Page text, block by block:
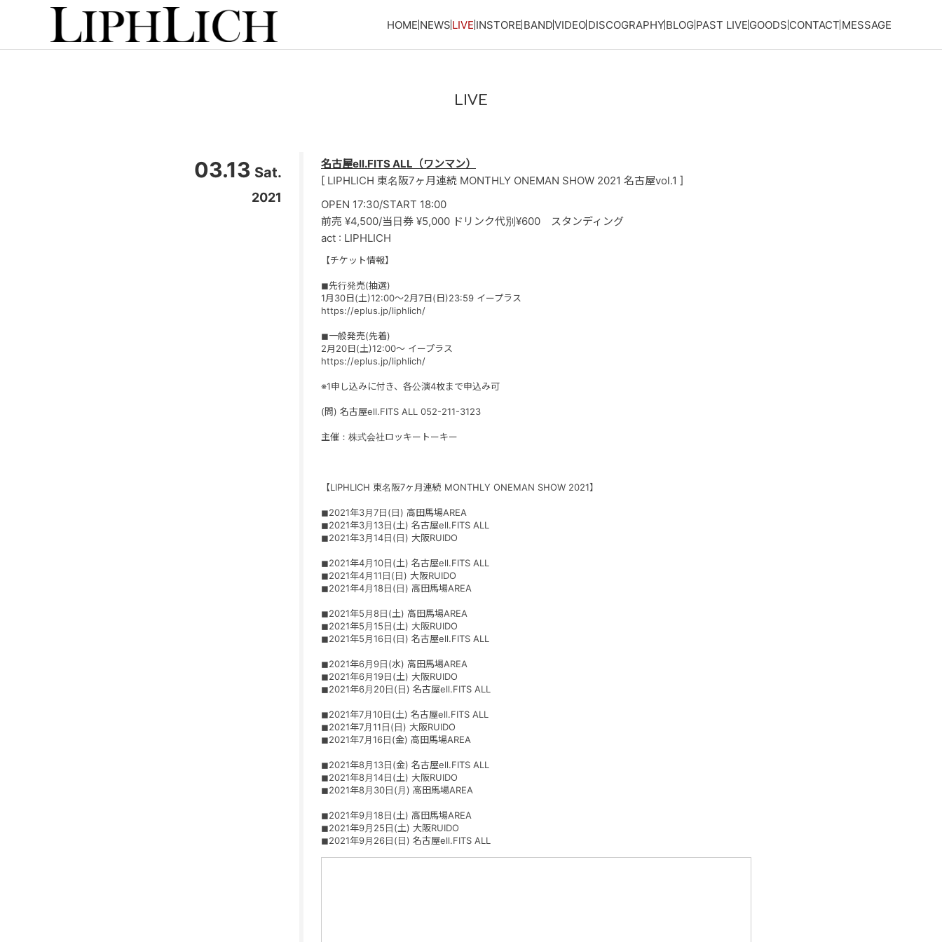
HOME NEWS LIVE INSTORE BANDVIDEO DISCOGRAPHYBLOG PAST LIVE GOODS CONTACT MESSAGE
LIVE
03.13 Sat.
2021
名古屋ell.FITS ALL（ワンマン）
[ LIPHLICH 東名阪7ヶ月連続 MONTHLY ONEMAN SHOW 2021 名古屋vol.1 ]
OPEN 17:30/START 18:00
前売 ¥4,500/当日券 ¥5,000 ドリンク代別¥600 スタンディング
act : LIPHLICH
【チケット情報】
◼︎先行発売(抽選)
1月30日(土)12:00〜2月7日(日)23:59 イープラス
https://eplus.jp/liphlich/
◼︎一般発売(先着)
2月20日(土)12:00〜 イープラス
https://eplus.jp/liphlich/
※1申し込みに付き、各公演4枚まで申込み可
(問) 名古屋ell.FITS ALL 052-211-3123
主催：株式会社ロッキートーキー
【LIPHLICH 東名阪7ヶ月連続 MONTHLY ONEMAN SHOW 2021】
◼︎2021年3月7日(日) 高田馬場AREA
◼︎2021年3月13日(土) 名古屋ell.FITS ALL
◼︎2021年3月14日(日) 大阪RUIDO
◼︎2021年4月10日(土) 名古屋ell.FITS ALL
◼︎2021年4月11日(日) 大阪RUIDO
◼︎2021年4月18日(日) 高田馬場AREA
◼︎2021年5月8日(土) 高田馬場AREA
◼︎2021年5月15日(土) 大阪RUIDO
◼︎2021年5月16日(日) 名古屋ell.FITS ALL
◼︎2021年6月9日(水) 高田馬場AREA
◼︎2021年6月19日(土) 大阪RUIDO
◼︎2021年6月20日(日) 名古屋ell.FITS ALL
◼︎2021年7月10日(土) 名古屋ell.FITS ALL
◼︎2021年7月11日(日) 大阪RUIDO
◼︎2021年7月16日(金) 高田馬場AREA
◼︎2021年8月13日(金) 名古屋ell.FITS ALL
◼︎2021年8月14日(土) 大阪RUIDO
◼︎2021年8月30日(月) 高田馬場AREA
◼︎2021年9月18日(土) 高田馬場AREA
◼︎2021年9月25日(土) 大阪RUIDO
◼︎2021年9月26日(日) 名古屋ell.FITS ALL